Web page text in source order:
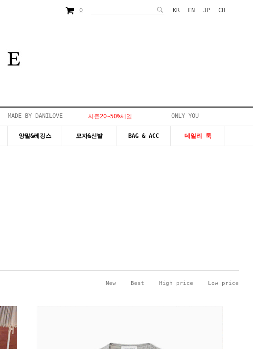
0 KR EN JP CH
MADE BY DANILOVE 시즌20~50%세일 ONLY YOU
양말&레깅스 모자&신발 BAG & ACC 데일리 룩
New Best High price Low price